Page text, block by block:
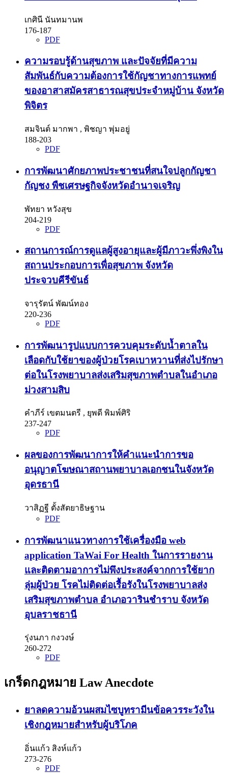
เกศินี นันทมานพ
176-187
PDF
ความรอบรู้ด้านสุขภาพ และปัจจัยที่มีความ
สัมพันธ์กับความต้องการใช้กัญชาทางการแพทย์
ของอาสาสมัครสาธารณสุขประจำหมู่บ้าน จังหวัด
พิจิตร
สมจินต์ มากพา , พิชญา พุ่มอยู่
188-203
PDF
การพัฒนาศักยภาพประชาชนที่สนใจปลูกกัญชา
กัญชง พืชเศรษฐกิจจังหวัดอำนาจเจริญ
พัทยา หวังสุข
204-219
PDF
สถานการณ์การดูแลผู้สูงอายุและผู้มีภาวะพึ่งพิงใน
สถานประกอบการเพื่อสุขภาพ จังหวัด
ประจวบคีรีขันธ์
จารุรัตน์ พัฒน์ทอง
220-236
PDF
การพัฒนารูปแบบการควบคุมระดับน้ำตาลใน
เลือดกับใช้ยาของผู้ป่วยโรคเบาหวานที่ส่งไปรักษา
ต่อในโรงพยาบาลส่งเสริมสุขภาพตำบลในอำเภอ
ม่วงสามสิบ
คำภีร์ เขตมนตรี , ยุพดี พิมพ์ศิริ
237-247
PDF
ผลของการพัฒนาการให้คำแนะนำการขอ
อนุญาตโฆษณาสถานพยาบาลเอกชนในจังหวัด
อุดรธานี
วาสิฏฐี ตั้งสัตยาธิษฐาน
PDF
การพัฒนาแนวทางการใช้เครื่องมือ web
application TaWai For Health ในการรายงาน
และติดตามอาการไม่พึงประสงค์จากการใช้ยาก
ลุ่มผู้ป่วย โรคไม่ติดต่อเรื้อรังในโรงพยาบาลส่ง
เสริมสุขภาพตำบล อำเภอวารินชำราบ จังหวัด
อุบลราชธานี
รุ่งนภา กงวงษ์
260-272
PDF
เกร็ดกฎหมาย Law Anecdote
ยาลดความอ้วนผสมไซบูทรามีนข้อควรระวังใน
เชิงกฎหมายสำหรับผู้บริโภค
อิ่นแก้ว สิงห์แก้ว
273-276
PDF